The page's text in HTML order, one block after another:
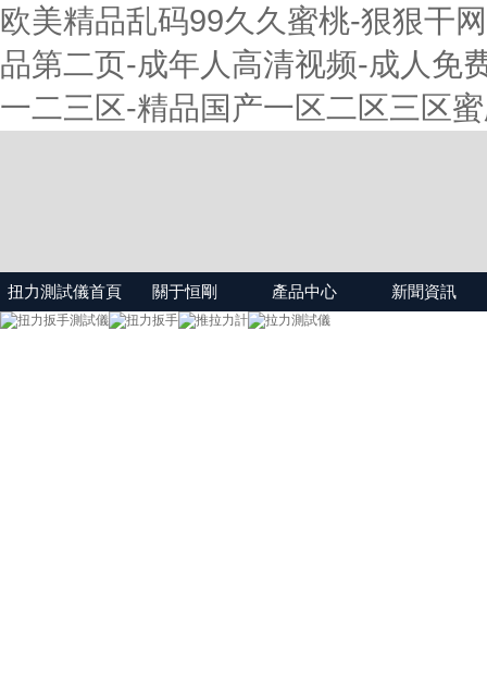
欧美精品乱码99久久蜜桃-狠狠干
品第二页-成年人高清视频-成人免
一二三区-精品国产一区二区三区
扭力測試儀首頁 關于恒剛 產品中心 新聞資訊